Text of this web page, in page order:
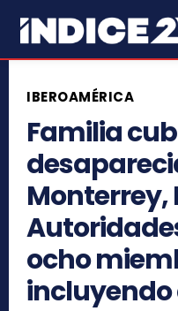
IBEROAMÉRICA
Familia
Monterrey,
ocho
incluyendo